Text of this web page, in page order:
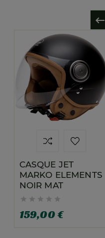

CASQUE JET
MARKO ELEMENTS
NOIR MAT
    
159,00 €